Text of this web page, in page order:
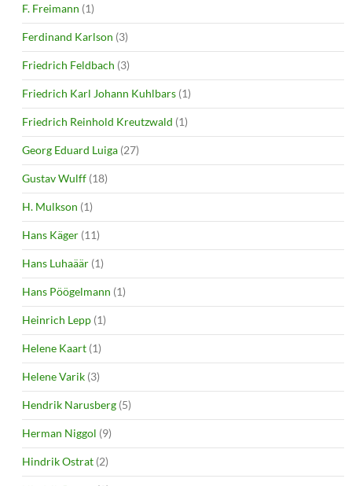
F. Freimann (1)
Ferdinand Karlson (3)
Friedrich Feldbach (3)
Friedrich Karl Johann Kuhlbars (1)
Friedrich Reinhold Kreutzwald (1)
Georg Eduard Luiga (27)
Gustav Wulff (18)
H. Mulkson (1)
Hans Käger (11)
Hans Luhaäär (1)
Hans Pöögelmann (1)
Heinrich Lepp (1)
Helene Kaart (1)
Helene Varik (3)
Hendrik Narusberg (5)
Herman Niggol (9)
Hindrik Ostrat (2)